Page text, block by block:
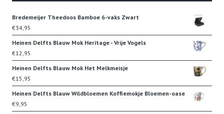
Bredemeijer Theedoos Bamboe 6-vaks Zwart
€34,95
Heinen Delfts Blauw Mok Heritage - Vrije Vogels
€12,95
Heinen Delfts Blauw Mok Het Melkmeisje
€15,95
Heinen Delfts Blauw Wildbloemen Koffiemokje Bloemen-oase
€9,95